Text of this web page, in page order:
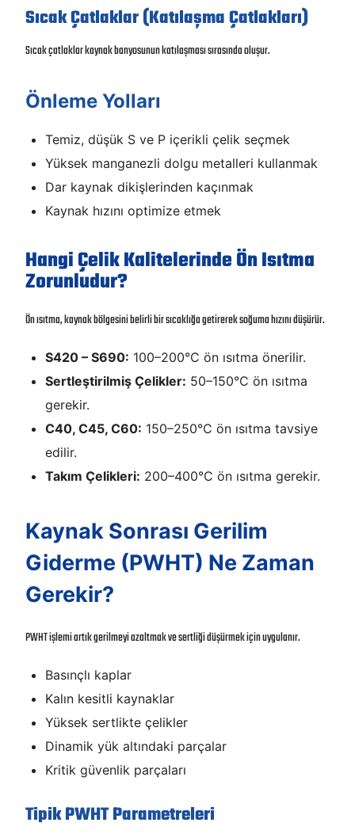
Sıcak Çatlaklar (Katılaşma Çatlakları)
Sıcak çatlaklar kaynak banyosunun katılaşması sırasında oluşur.
Önleme Yolları
Temiz, düşük S ve P içerikli çelik seçmek
Yüksek manganezli dolgu metalleri kullanmak
Dar kaynak dikişlerinden kaçınmak
Kaynak hızını optimize etmek
Hangi Çelik Kalitelerinde Ön Isıtma
Zorunludur?
Ön ısıtma, kaynak bölgesini belirli bir sıcaklığa getirerek soğuma hızını düşürür.
S420 – S690: 100–200°C ön ısıtma önerilir.
Sertleştirilmiş Çelikler: 50–150°C ön ısıtma
gerekir.
C40, C45, C60: 150–250°C ön ısıtma tavsiye
edilir.
Takım Çelikleri: 200–400°C ön ısıtma gerekir.
Kaynak Sonrası Gerilim
Giderme (PWHT) Ne Zaman
Gerekir?
PWHT işlemi artık gerilmeyi azaltmak ve sertliği düşürmek için uygulanır.
Basınçlı kaplar
Kalın kesitli kaynaklar
Yüksek sertlikte çelikler
Dinamik yük altındaki parçalar
Kritik güvenlik parçaları
Tipik PWHT Parametreleri